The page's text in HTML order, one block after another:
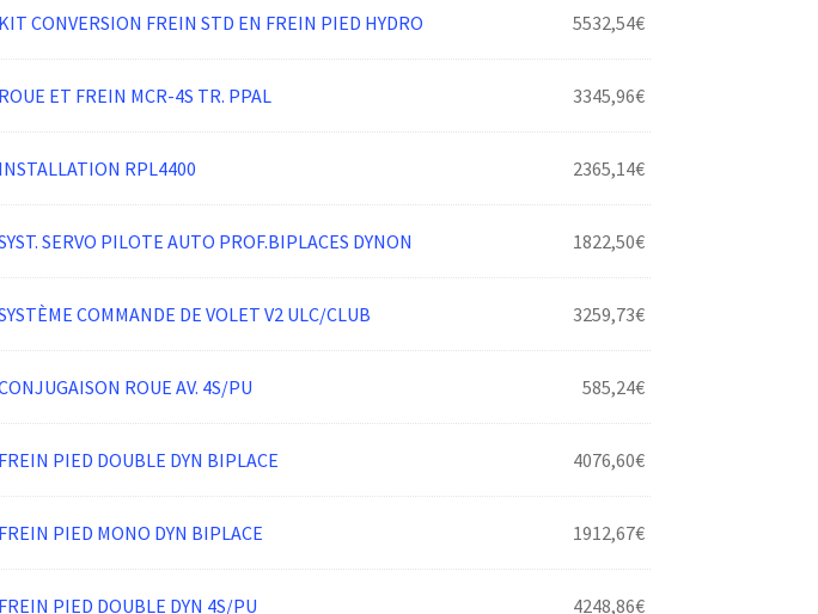
KIT CONVERSION FREIN STD EN FREIN PIED HYDRO 5532,54€
ROUE ET FREIN MCR-4S TR. PPAL 3345,96€
INSTALLATION RPL4400 2365,14€
SERVO PILOTE AUTO PROF.BIPLACES DYNON 1822,50€
COMMANDE DE VOLET V2 ULC/CLUB 3259,73€
ROUE AV. 4S/PU 585,24€
FREIN PIED DOUBLE DYN BIPLACE 4076,60€
FREIN PIED MONO DYN BIPLACE 1912,67€
FREIN PIED DOUBLE DYN 4S/PU 4248,86€